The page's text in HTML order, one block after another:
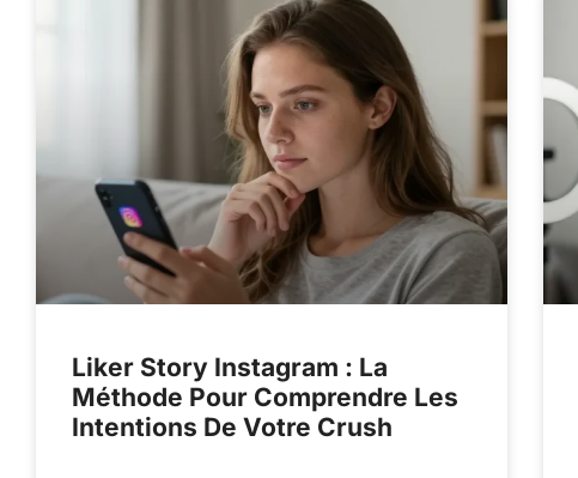
Liker Story Instagram : La
Méthode Pour Comprendre Les
Intentions De Votre Crush